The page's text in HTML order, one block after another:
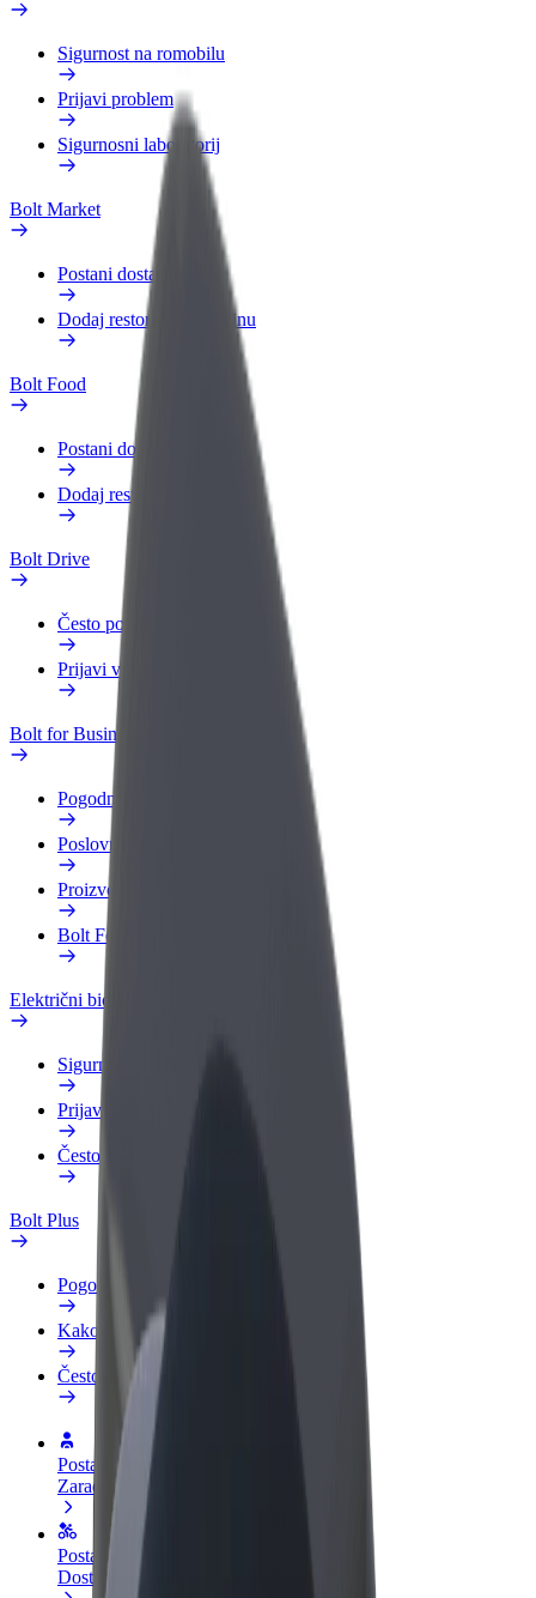
Sigurnost na romobilu
Prijavi problem
Sigurnosni laboratorij
Bolt Market
Postani dostavljač
Dodaj restoran ili trgovinu
Bolt Food
Postani dostavljač
Dodaj restoran ili trgovinu
Bolt Drive
Često postavljana pitanja
Prijavi vozilo
Bolt for Business
Pogodnosti
Poslovni profil
Proizvodi
Bolt Food za poslovne korisnike
Električni bicikli
Sigurnosni laboratorij
Prijavi problem
Često postavljana pitanja
Bolt Plus
Pogodnosti
Kako se pridružiti
Često postavljana pitanja
Postani vozač
Zarađuj po vlastitim uvjetima
Postani dostavljač
Dostavljaj hranu i primaj tjedne isplate